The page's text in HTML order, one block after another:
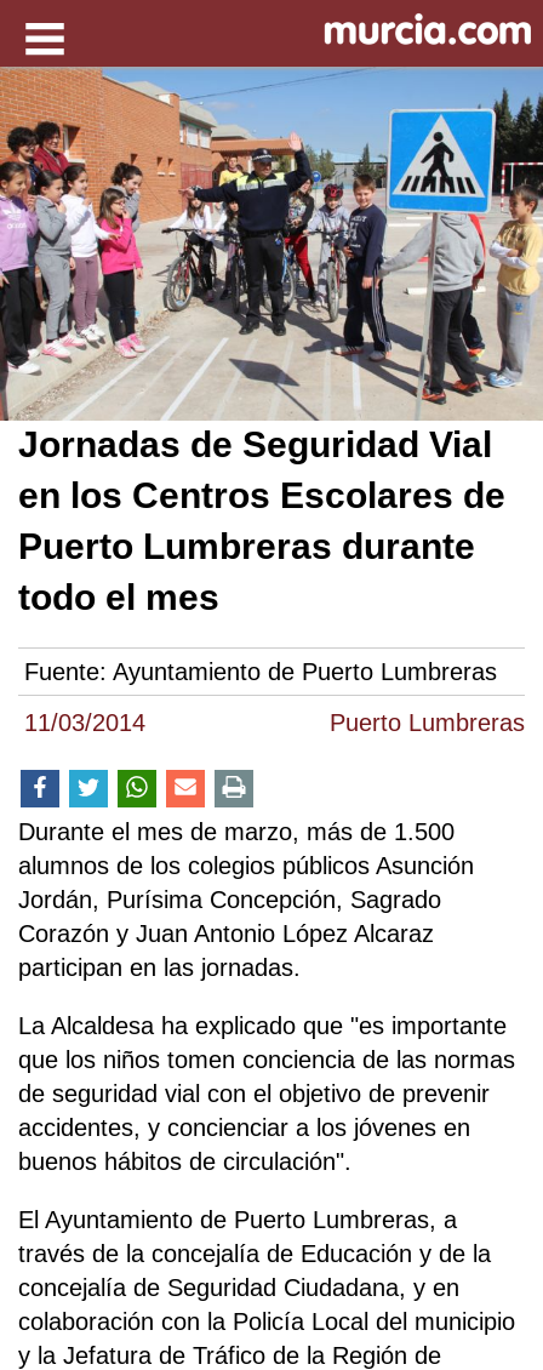
11/03/2014 Puerto Lumbreras
Jornadas de Seguridad Vial
en los Centros Escolares de
Puerto Lumbreras durante
todo el mes
Fuente: Ayuntamiento de Puerto Lumbreras
Durante el mes de marzo, más de 1.500
alumnos de los colegios públicos Asunción
Jordán, Purísima Concepción, Sagrado
Corazón y Juan Antonio López Alcaraz
participan en las jornadas.
La Alcaldesa ha explicado que "es importante
que los niños tomen conciencia de las normas
de seguridad vial con el objetivo de prevenir
accidentes, y concienciar a los jóvenes en
buenos hábitos de circulación".
El Ayuntamiento de Puerto Lumbreras, a
través de la concejalía de Educación y de la
concejalía de Seguridad Ciudadana, y en
colaboración con la Policía Local del municipio
y la Jefatura de Tráfico de la Región de